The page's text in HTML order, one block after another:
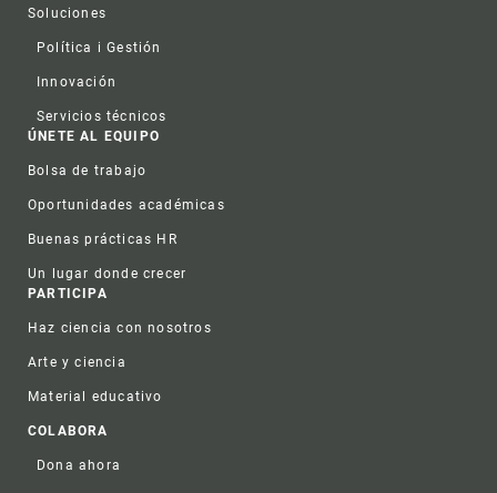
Soluciones
Política i Gestión
Innovación
Servicios técnicos
ÚNETE AL EQUIPO
Bolsa de trabajo
Oportunidades académicas
Buenas prácticas HR
Un lugar donde crecer
PARTICIPA
Haz ciencia con nosotros
Arte y ciencia
Material educativo
COLABORA
Dona ahora